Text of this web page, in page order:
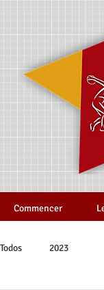
Commencer
Todos 2023